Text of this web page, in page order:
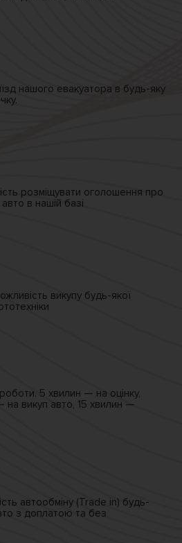
нашого евакуатора в будь-яку
розміщувати оголошення про
авто в нашій базі
викупу будь-якої
5 хвилин — на оцінку,
на викуп авто, 15 хвилин —
автообміну (Trade in) будь-
з доплатою та без